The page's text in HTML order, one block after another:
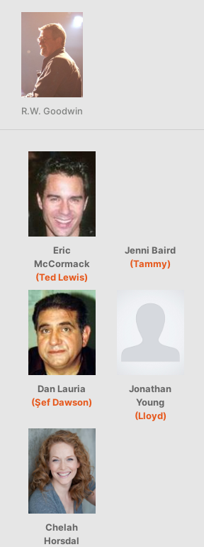
R.W. Goodwin
Eric
McCormack
(Ted Lewis)
Jenni Baird
(Tammy)
Dan Lauria
(Şef Dawson)
Jonathan
Young
(Lloyd)
Chelah
Horsdal